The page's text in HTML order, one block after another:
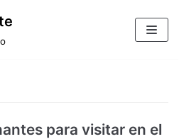
para visitar en el